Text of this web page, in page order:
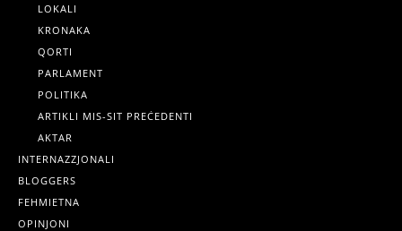
LOKALI
KRONAKA
QORTI
PARLAMENT
POLITIKA
ARTIKLI MIS-SIT PREĊEDENTI
AKTAR
INTERNAZZJONALI
BLOGGERS
FEHMIETNA
OPINJONI